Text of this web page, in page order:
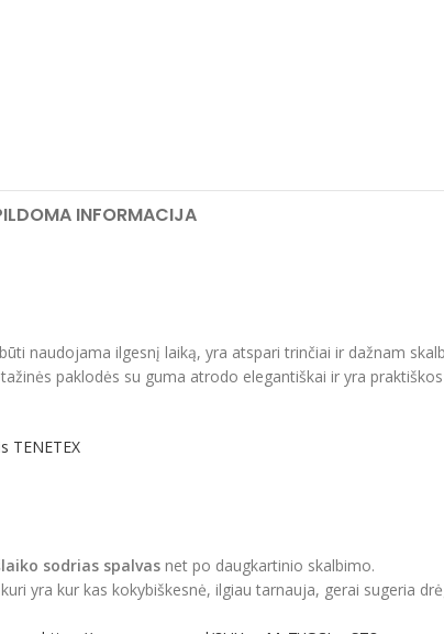
INFORMACIJA
naudojama ilgesnį laiką, yra atspari trinčiai ir dažnam
paklodės su guma atrodo elegantiškai ir yra
TENETEX
sodrias spalvas net po daugkartinio skalbimo.
yra kur kas kokybiškesnė, ilgiau tarnauja, gerai sugeria